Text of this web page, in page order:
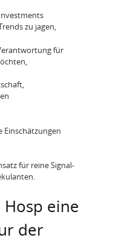
zu jagen,
für
Einschätzungen
für reine Signal-
Hosp eine
der